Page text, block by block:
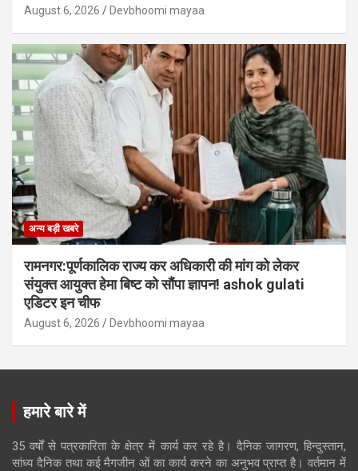
August 6, 2026 Devbhoomi mayaa
अन्य बड़ी खबरे
रामनगर:पूर्णकालिक राज्य कर अधिकारी की मांग को लेकर
संयुक्त आयुक्त हेमा बिष्ट को सौंपा ज्ञापन! ashok gulati
एडिटर इन चीफ
August 6, 2026 Devbhoomi mayaa
हमारे बारे में
35 वर्षों से पत्रकारिता के क्षेत्र में कार्य कर रहे है। दैनिक जागरण, हिन्दुस्तान,
सांध्य दैनिक तथा कई मैगजीन ओं का कार्य करने का अनुभव प्राप्त है। वर्तमान में